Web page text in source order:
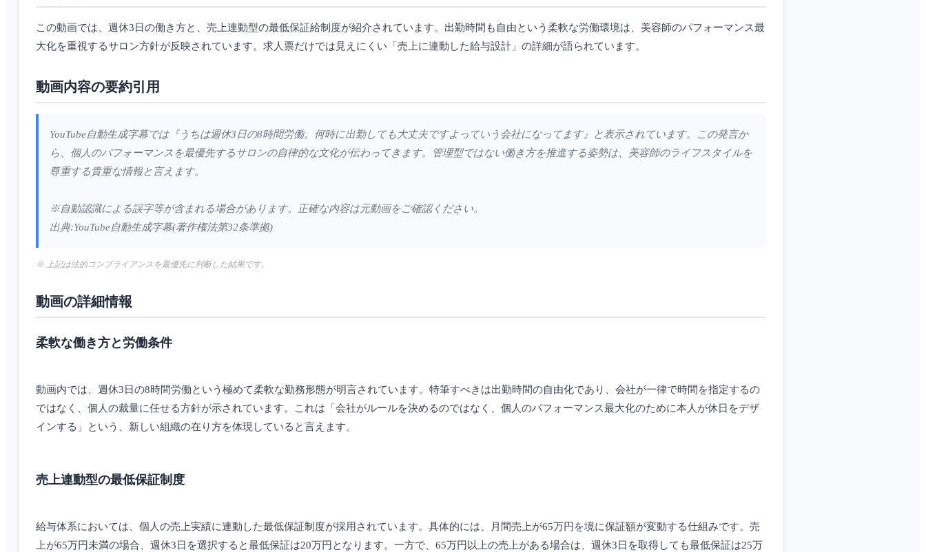
この動画では、週休3日の働き方と、売上連動型の最低保証給制度が紹介されています。出勤時間も自由という柔軟な労働環境は、美容師のパフォーマンス最
大化を重視するサロン方針が反映されています。求人票だけでは見えにくい「売上に連動した給与設計」の詳細が語られています。
動画内容の要約引用
YouTube自動生成字幕では『うちは週休3日の8時間労働。何時に出勤しても大丈夫ですよっていう会社になってます』と表示されています。この発言か
ら、個人のパフォーマンスを最優先するサロンの自律的な文化が伝わってきます。管理型ではない働き方を推進する姿勢は、美容師のライフスタイルを
尊重する貴重な情報と言えます。
※自動認識による誤字等が含まれる場合があります。正確な内容は元動画をご確認ください。
出典:YouTube自動生成字幕(著作権法第32条準拠)
※ 上記は法的コンプライアンスを最優先に判断した結果です。
動画の詳細情報
柔軟な働き方と労働条件
動画内では、週休3日の8時間労働という極めて柔軟な勤務形態が明言されています。特筆すべきは出勤時間の自由化であり、会社が一律で時間を指定するの
ではなく、個人の裁量に任せる方針が示されています。これは「会社がルールを決めるのではなく、個人のパフォーマンス最大化のために本人が休日をデザ
インする」という、新しい組織の在り方を体現していると言えます。
売上連動型の最低保証制度
給与体系においては、個人の売上実績に連動した最低保証制度が採用されています。具体的には、月間売上が65万円を境に保証額が変動する仕組みです。売
上が65万円未満の場合、週休3日を選択すると最低保証は20万円となります。一方で、65万円以上の売上がある場合は、週休3日を取得しても最低保証は25万